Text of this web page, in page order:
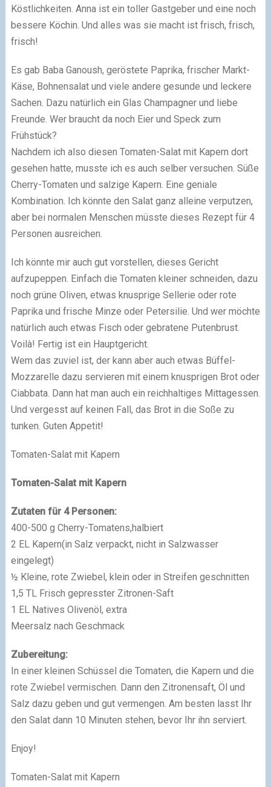
Köstlichkeiten. Anna ist ein toller Gastgeber und eine noch
bessere Köchin. Und alles was sie macht ist frisch, frisch,
frisch!
Es gab Baba Ganoush, geröstete Paprika, frischer Markt-
Käse, Bohnensalat und viele andere gesunde und leckere
Sachen. Dazu natürlich ein Glas Champagner und liebe
Freunde. Wer braucht da noch Eier und Speck zum
Frühstück?
Nachdem ich also diesen Tomaten-Salat mit Kapern dort
gesehen hatte, musste ich es auch selber versuchen. Süße
Cherry-Tomaten und salzige Kapern. Eine geniale
Kombination. Ich könnte den Salat ganz alleine verputzen,
aber bei normalen Menschen müsste dieses Rezept für 4
Personen ausreichen.
Ich könnte mir auch gut vorstellen, dieses Gericht
aufzupeppen. Einfach die Tomaten kleiner schneiden, dazu
noch grüne Oliven, etwas knusprige Sellerie oder rote
Paprika und frische Minze oder Petersilie. Und wer möchte
natürlich auch etwas Fisch oder gebratene Putenbrust.
Voilà! Fertig ist ein Hauptgericht.
Wem das zuviel ist, der kann aber auch etwas Büffel-
Mozzarelle dazu servieren mit einem knusprigen Brot oder
Ciabbata. Dann hat man auch ein reichhaltiges Mittagessen.
Und vergesst auf keinen Fall, das Brot in die Soße zu
tunken. Guten Appetit!
Tomaten-Salat mit Kapern
Tomaten-Salat mit Kapern
Zutaten für 4 Personen:
400-500 g Cherry-Tomatens,halbiert
2 EL Kapern(in Salz verpackt, nicht in Salzwasser
eingelegt)
½ Kleine, rote Zwiebel, klein oder in Streifen geschnitten
1,5 TL Frisch gepresster Zitronen-Saft
1 EL Natives Olivenöl, extra
Meersalz nach Geschmack
Zubereitung:
In einer kleinen Schüssel die Tomaten, die Kapern und die
rote Zwiebel vermischen. Dann den Zitronensaft, Öl und
Salz dazu geben und gut vermengen. Am besten lasst Ihr
den Salat dann 10 Minuten stehen, bevor Ihr ihn serviert.
Enjoy!
Tomaten-Salat mit Kapern